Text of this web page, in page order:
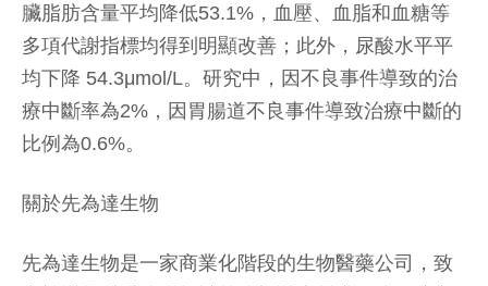
臟脂肪含量平均降低53.1%，血壓、血脂和血糖等
多項代謝指標均得到明顯改善；此外，尿酸水平平
均下降 54.3μmol/L。研究中，因不良事件導致的治
療中斷率為2%，因胃腸道不良事件導致治療中斷的
比例為0.6%。
關於先為達生物
先為達生物是一家商業化階段的生物醫藥公司，致